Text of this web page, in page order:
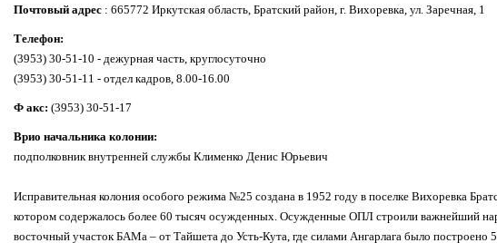
Почтовый адрес : 665772 Иркутская область, Братский район, г. Вихоревка, ул. Заречная, 1
Телефон:
(3953) 30-51-10 - дежурная часть, круглосуточно
(3953) 30-51-11 - отдел кадров, 8.00-16.00
Ф акс: (3953) 30-51-17
Врио начальника колонии:
подполковник внутренней службы Клименко Денис Юрьевич
Исправительная колония особого режима №25 создана в 1952 году в поселке Вихоревка
котором содержалось более 60 тысяч осужденных. Осужденные ОПЛ строили важнейший
восточный участок БАМа – от Тайшета до Усть-Кута, где силами Ангарлага было построено